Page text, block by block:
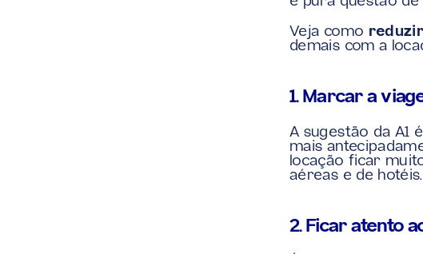
Veja como reduzir
demais com a
1. Marcar a
A sugestão da A1
mais
locação ficar
aéreas e de hotéis.
2. Ficar atento